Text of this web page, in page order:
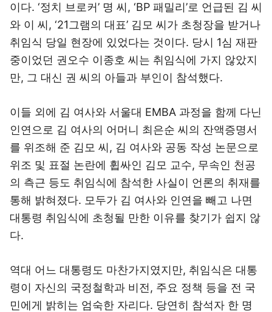
이다. ‘정치 브로커’ 명 씨, ‘BP 패밀리’로 언급된 김 씨
와 이 씨, ‘21그램의 대표’ 김모 씨가 초청장을 받거나
취임식 당일 현장에 있었다는 것이다. 당시 1심 재판
중이었던 권오수 이종호 씨는 취임식에 가지 않았지
만, 그 대신 권 씨의 아들과 부인이 참석했다.
이들 외에 김 여사와 서울대 EMBA 과정을 함께 다닌
인연으로 김 여사의 어머니 최은순 씨의 잔액증명서
를 위조해 준 김모 씨, 김 여사와 공동 작성 논문으로
위조 및 표절 논란에 휩싸인 김모 교수, 무속인 천공
의 측근 등도 취임식에 참석한 사실이 언론의 취재를
통해 밝혀졌다. 모두가 김 여사와 인연을 빼고 나면
대통령 취임식에 초청될 만한 이유를 찾기가 쉽지 않
다.
역대 어느 대통령도 마찬가지였지만, 취임식은 대통
령이 자신의 국정철학과 비전, 주요 정책 등을 전 국
민에게 밝히는 엄숙한 자리다. 당연히 참석자 한 명